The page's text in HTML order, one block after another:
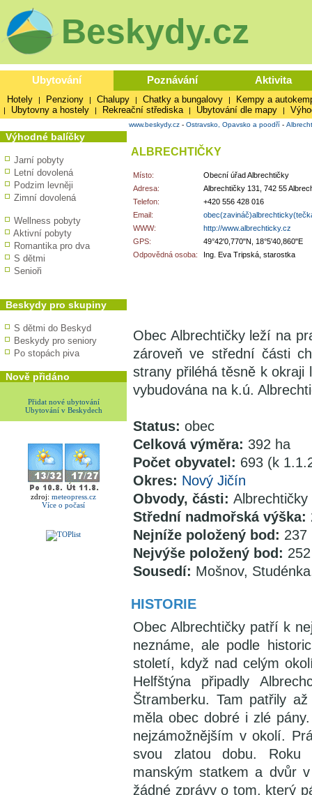
Beskydy.cz
Ubytování Poznávání Aktivita
Hotely | Penziony | Chalupy | Chatky a bungalovy | Kempy a
| Ubytovny a hostely | Rekreační střediska | Ubytování dle mapy |
Výhodné balíčky
Jarní pobyty
Letní dovolená
Podzim levněji
Zimní dovolená
Wellness pobyty
Aktivní pobyty
Romantika pro dva
S dětmi
Senioři
Beskydy pro skupiny
S dětmi do Beskyd
Beskydy pro seniory
Po stopách piva
Nově přidáno
Přidat nové ubytování
Ubytování v Beskydech
zdroj: meteopress.cz
Více o počasí
www.beskydy.cz - Ostravsko, Opavsko a poodří -
ALBRECHTIČKY
Místo:
Obecní úřad Albrechtičky
Adresa:
Albrechtičky 131, 742 55
Telefon:
+420 556 428 016
Email:
WWW:
http://www.albrechticky.cz
GPS:
49°42'0,770"N, 18°5'40,860"E
Odpovědná osoba:
Ing. Eva Tripská, starostka
Obec Albrechtičky leží na
zároveň ve střední části
strany přiléhá těsně k okraji
vybudována na k.ú.
Status: obec
Celková výměra: 392 ha
Počet obyvatel: 693 (k
Okres: Nový Jičín
Obvody, části: Albrechtičky
Střední nadmořská výška:
Nejníže položený bod: 237
Nejvýše položený bod:
Sousedí: Mošnov,
HISTORIE
Obec Albrechtičky patří k
neznáme, ale podle
století, když nad celým
Helfštýna připadly
Štramberku. Tam patřily
měla obec dobré i zlé
nejzámožnějším v okolí.
svou zlatou dobu. Roku
manským statkem a dvůr
žádné zprávy o tom, který